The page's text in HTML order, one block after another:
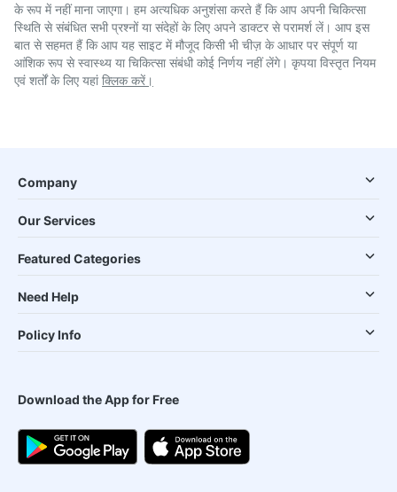
के रूप में नहीं माना जाएगा। हम अत्यधिक अनुशंसा करते हैं कि आप अपनी चिकित्सा
स्थिति से संबंधित सभी प्रश्नों या संदेहों के लिए अपने डाक्टर से परामर्श लें। आप इस
बात से सहमत हैं कि आप यह साइट में मौजूद किसी भी चीज़ के आधार पर संपूर्ण या
आंशिक रूप से स्वास्थ्य या चिकित्सा संबंधी कोई निर्णय नहीं लेंगे। कृपया विस्तृत नियम
एवं शर्तों के लिए यहांक्लिक करें।
Company
Our Services
Featured Categories
Need Help
Policy Info
Download the App for Free